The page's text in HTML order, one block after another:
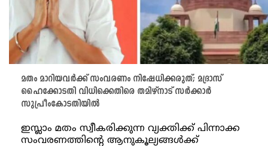
മതം മാറിയവർക്ക് സംവരണം നിഷേധിക്കരുത്; മദ്രാസ്
ഹൈക്കോടതി വിധിക്കെതിരെ തമിഴ്‌നാട് സർക്കാർ
സുപ്രീംകോടതിയിൽ
ഇസ്ലാം മതം സ്വീകരിക്കുന്ന വ്യക്തിക്ക് പിന്നാക്ക
സംവരണത്തിന്റെ ആനുകൂല്യങ്ങൾക്ക്